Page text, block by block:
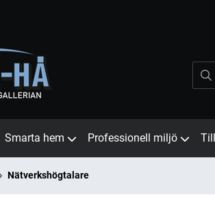
Smarta hem Professionell miljö
Nätverkshögtalare